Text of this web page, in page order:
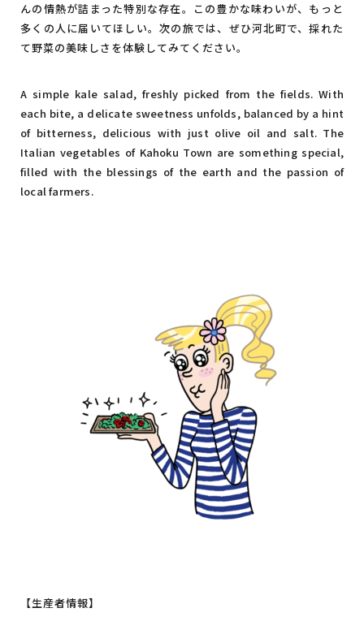
んの情熱が詰まった特別な存在。この豊かな味わいが、もっと
多くの人に届いてほしい。次の旅では、ぜひ河北町で、採れた
て野菜の美味しさを体験してみてください。
A simple kale salad, freshly picked from the fields. With
each bite, a delicate sweetness unfolds, balanced by a hint
of bitterness, delicious with just olive oil and salt. The
Italian vegetables of Kahoku Town are something special,
filled with the blessings of the earth and the passion of
local farmers.
【生産者情報】